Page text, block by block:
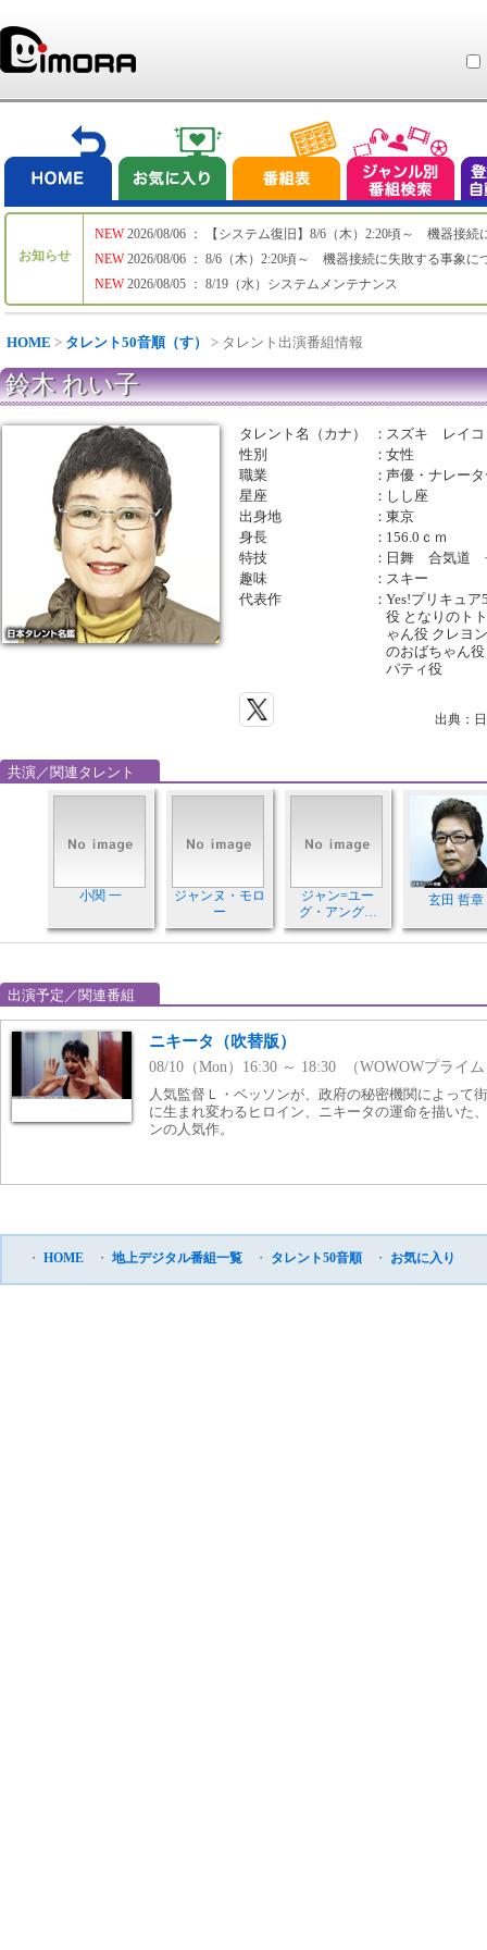
お知らせ
NEW
NEW
NEW
2026/08/06 ： 【システム復旧】8/6（木）2:20頃～ 機器接続
2026/08/06 ： 8/6（木）2:20頃～ 機器接続に失敗する事象に
2026/08/05 ： 8/19（水）システムメンテナンス
HOME > タレント50音順（す） > タレント出演番組情報
鈴木 れい子
タレント名（カナ） ： スズキ レイコ
性別
：女性
職業
：声優・ナレー
星座
： しし座
出身地
：東京
身長
： 156.0ｃｍ
特技
： 日舞 合気道
趣味
： スキー
代表作
：Yes!プリキュア
役 となりのト
ゃん役 クレヨ
のおばちゃん
パティ役
出典：
共演／関連タレント
小関 一
ジャンヌ・モロ
ー
ジャン=ユー
グ・アング…
玄田 哲章
出演予定／関連番組
ニキータ（吹替版）
08/10（Mon）16:30 ～ 18:30 （WOWOWプライ
人気監督Ｌ・ベッソンが、政府の秘密機関によって
に生まれ変わるヒロイン、ニキータの運命を描いた
ンの人気作。
・ HOME ・ 地上デジタル番組一覧 ・ タレント50音順 ・ お気に入り